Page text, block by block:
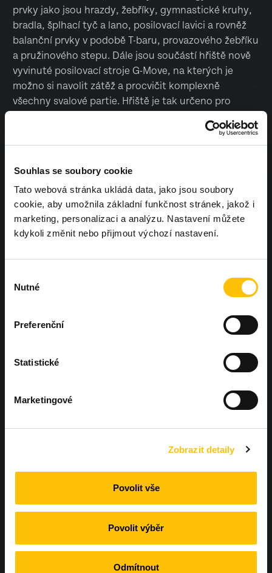
Souhlas se soubory cookie
Tato webová stránka ukládá data, jako jsou soubory
cookie, aby umožnila základní funkčnost stránek, jakož i
marketing, personalizaci a analýzu. Nastavení můžete
kdykoli změnit nebo přijmout výchozí nastavení.
souhlasu
Nutné
Preferenční
Statistické
Marketingové
Zobrazit detaily
Povolit vše
Povolit výběr
Odmítnout
prvky jako jsou hrazdy, žebříky, gymnastické kruhy,
bradla, šplhací tyč a lano, posilovací lavici a rovněž
balanční prvky v podobě T-baru, provazového žebříku
a pružinového stepu. Dále jsou součástí hřiště nově
vyvinuté posilovací stroje G-Move, na kterých je
možno si navolit zátěž a procvičit komplexně
všechny svalové partie. Hřiště je tak určeno pro
pohlaví a sportovce všech výkonnostních rovní.
Chcete, aby další Workoutland hřiště
bylo právě u vás?Ozvěte se nám